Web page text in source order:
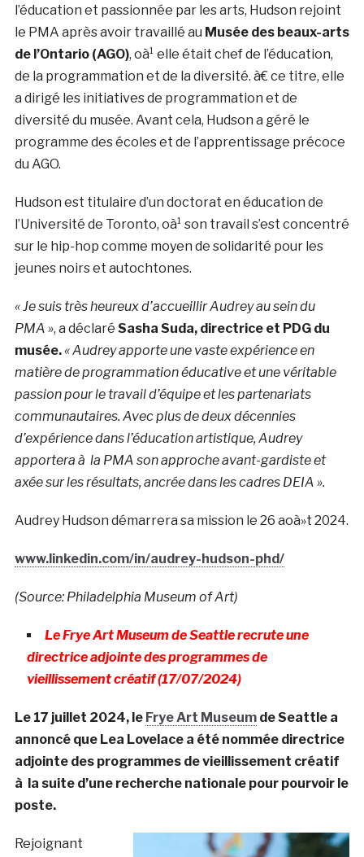
l’éducation et passionnée par les arts, Hudson rejoint
le PMA après avoir travaillé au Musée des beaux-arts
de l’Ontario (AGO), oà¹ elle était chef de l’éducation,
de la programmation et de la diversité. à€ ce titre, elle
a dirigé les initiatives de programmation et de
diversité du musée. Avant cela, Hudson a géré le
programme des écoles et de l’apprentissage précoce
du AGO.
Hudson est titulaire d’un doctorat en éducation de
l’Université de Toronto, oà¹ son travail s’est concentré
sur le hip-hop comme moyen de solidarité pour les
jeunes noirs et autochtones.
« Je suis très heureux d’accueillir Audrey au sein du
PMA », a déclaré Sasha Suda, directrice et PDG du
musée.« Audrey apporte une vaste expérience en
matière de programmation éducative et une véritable
passion pour le travail d’équipe et les partenariats
communautaires. Avec plus de deux décennies
d’expérience dans l’éducation artistique, Audrey
apportera à la PMA son approche avant-gardiste et
axée sur les résultats, ancrée dans les cadres DEIA ».
Audrey Hudson démarrera sa mission le 26 aoà»t 2024.
www.linkedin.com/in/audrey-hudson-phd/
(Source: Philadelphia Museum of Art)
Le Frye Art Museum de Seattle recrute une
directrice adjointe des programmes de
vieillissement créatif (17/07/2024)
Le 17 juillet 2024, le Frye Art Museumde Seattle a
annoncé que Lea Lovelace a été nommée directrice
adjointe des programmes de vieillissement créatif
à la suite d’une recherche nationale pour pourvoir le
poste.
Rejoignant